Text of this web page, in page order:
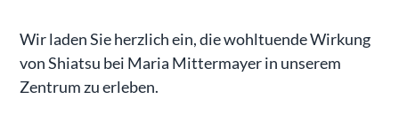
Wir laden Sie herzlich ein, die wohltuende Wirkung
von Shiatsu bei Maria Mittermayer in unserem
Zentrum zu erleben.